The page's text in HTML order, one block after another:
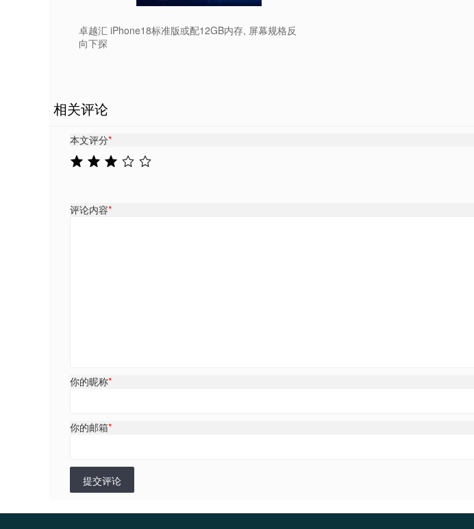
卓越汇 iPhone18标准版或配12GB内存, 屏幕规格反
向下探
相关评论
本文评分*
评论内容*
你的昵称*
你的邮箱*
提交评论